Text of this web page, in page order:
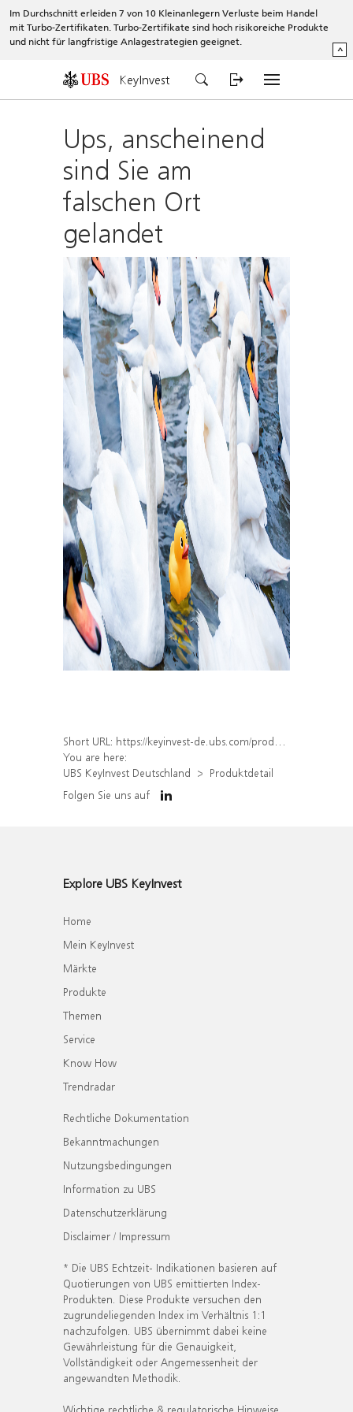
Im Durchschnitt erleiden 7 von 10 Kleinanlegern Verluste beim Handel
mit Turbo-Zertifikaten. Turbo-Zertifikate sind hoch risikoreiche Produkte
und nicht für langfristige Anlagestrategien geeignet.
^
KeyInvest
Ups, anscheinend
sind Sie am
falschen Ort
gelandet
Short URL: https://keyinvest-de.ubs.com/produkt/detail/index/isin/DE000WA67NR5
You are here:
UBS KeyInvest Deutschland
Produktdetail
Folgen Sie uns auf
Explore UBS KeyInvest
Home
Mein KeyInvest
Märkte
Produkte
Themen
Service
Know How
Trendradar
Rechtliche Dokumentation
Bekanntmachungen
Nutzungsbedingungen
Information zu UBS
Datenschutzerklärung
Disclaimer / Impressum
* Die UBS Echtzeit- Indikationen basieren auf
Quotierungen von UBS emittierten Index-
Produkten. Diese Produkte versuchen den
zugrundeliegenden Index im Verhältnis 1:1
nachzufolgen. UBS übernimmt dabei keine
Gewährleistung für die Genauigkeit,
Vollständigkeit oder Angemessenheit der
angewandten Methodik.